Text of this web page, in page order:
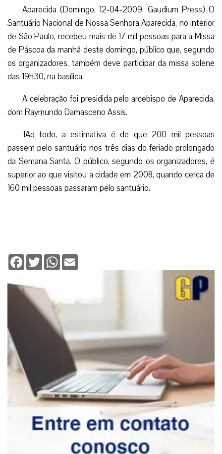
Aparecida (Domingo, 12-04-2009, Gaudium Press) O
Santuário Nacional de Nossa Senhora Aparecida, no interior
de São Paulo, recebeu mais de 17 mil pessoas para a Missa
de Páscoa da manhã deste domingo, público que, segundo
os organizadores, também deve participar da missa solene
das 19h30, na basílica.
A celebração foi presidida pelo arcebispo de Aparecida,
dom Raymundo Damasceno Assis.
]Ao todo, a estimativa é de que 200 mil pessoas
passem pelo santuário nos três dias do feriado prolongado
da Semana Santa. O público, segundo os organizadores, é
superior ao que visitou a cidade em 2008, quando cerca de
160 mil pessoas passaram pelo santuário.
Facebook
TwitterWhatsApp